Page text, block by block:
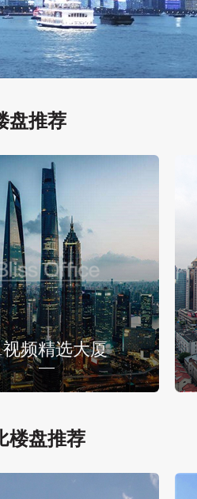
盘推荐
视频精选大厦
楼盘推荐